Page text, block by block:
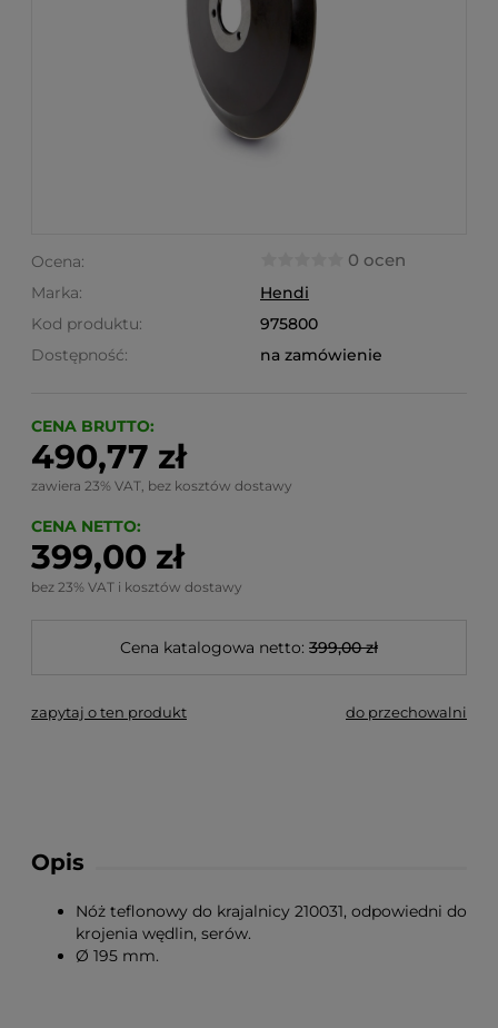
Ocena: 0 ocen
Marka:
Hendi
Kod produktu:
975800
Dostępność:
na zamówienie
CENA BRUTTO:
490,77 zł
zawiera 23% VAT, bez kosztów dostawy
CENA NETTO:
399,00 zł
bez 23% VAT i kosztów dostawy
Cena katalogowa netto: 399,00 zł
zapytaj o ten produkt do przechowalni
Opis
Nóż teflonowy do krajalnicy 210031, odpowiedni do
krojenia wędlin, serów.
Ø 195 mm.